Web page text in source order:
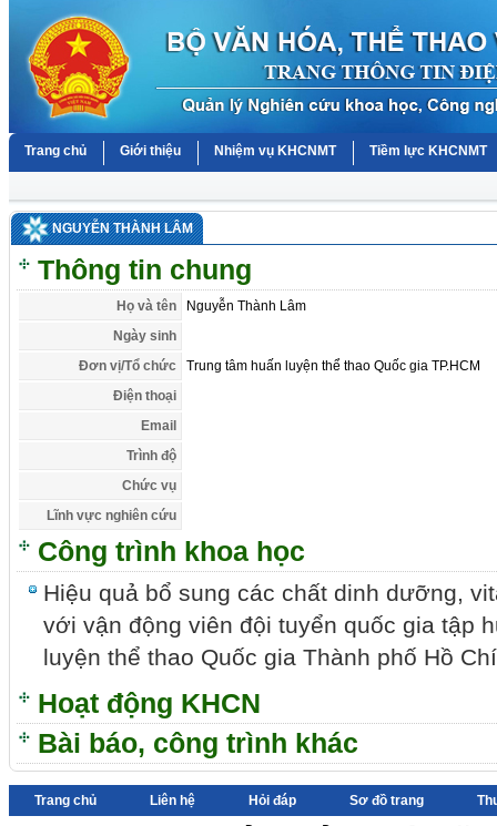
Trang chủ Giới thiệu Nhiệm vụ KHCNMT Tiềm lực KHCNMT
NGUYỄN THÀNH LÂM
Thông tin chung
Họ và tên
Nguyễn Thành Lâm
Ngày sinh
Đơn vị/Tổ chức
Trung tâm huấn luyện thể thao Quốc gia TP.HCM
Điện thoại
Email
Trình độ
Chức vụ
Lĩnh vực nghiên cứu
Công trình khoa học
Hiệu quả bổ sung các chất dinh dưỡng,
với vận động viên đội tuyển quốc gia tập
luyện thể thao Quốc gia Thành phố Hồ
Hoạt động KHCN
Bài báo, công trình khác
Trang chủ Liên hệ Hỏi đáp Sơ đồ trang